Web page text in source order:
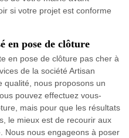
si votre projet est conforme
en pose de clôture
en pose de clôture pas cher à
de la société Artisan
qualité, nous proposons un
pouvez effectuez vous-
mais pour que les résultats
le mieux est de recourir aux
Nous nous engageons à poser